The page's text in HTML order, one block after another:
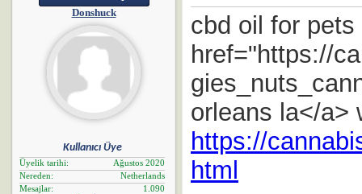
Donshuck
Kullanıcı Üye
Üyelik tarihi
Ağustos 2020
Nereden
Netherlands
Mesajlar
1.090
cbd oil for
href="https://
orleans la</a>
https://
html